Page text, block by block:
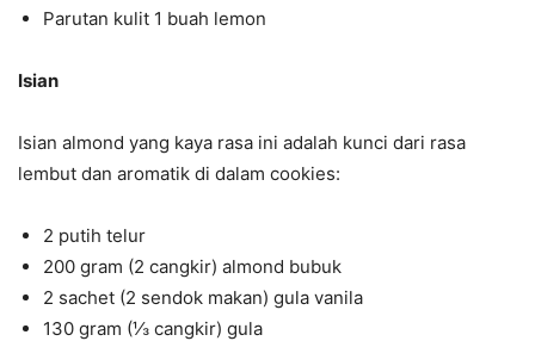
Parutan kulit 1 buah lemon
Isian
Isian almond yang kaya rasa ini adalah kunci dari rasa
lembut dan aromatik di dalam cookies:
2 putih telur
200 gram (2 cangkir) almond bubuk
2 sachet (2 sendok makan) gula vanila
130 gram (⅓ cangkir) gula